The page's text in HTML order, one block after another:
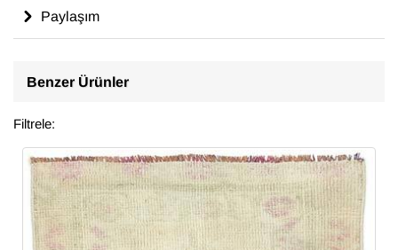
Paylaşım
Benzer Ürünler
Filtrele: